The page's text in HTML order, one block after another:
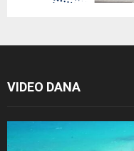
VIDEO DANA